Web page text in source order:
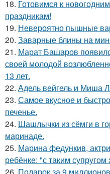
18. Готовимся к
праздникам!
19. Невероятно пышные
20. Заварные блины на
21. Марат Башаров
своей молодой
13 лет.
22. Адель вейгель и Миша
23. Самое вкусное и
печенье.
24. Шашлычки из сёмги в
маринаде.
25. Марина федункив,
ребёнке: "с таким
26. Подарок за 9